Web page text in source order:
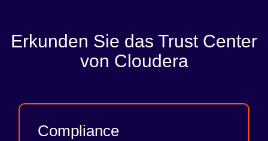
Erkunden Sie das Trust Center
von Cloudera
Compliance